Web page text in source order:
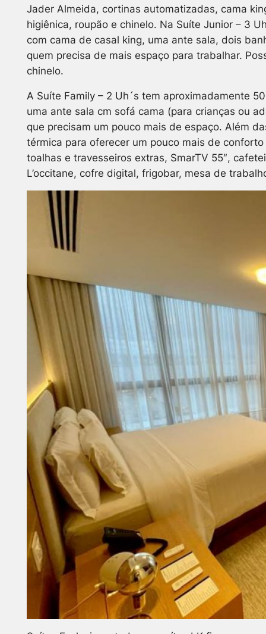
Jader Almeida, cortinas automatizadas, cama
higiênica, roupão e chinelo. Na Suíte Junior – 3
com cama de casal king, uma ante sala, dois
quem precisa de mais espaço para trabalhar.
chinelo.
A Suíte Family – 2 Uh´s tem aproximadamente
uma ante sala cm sofá cama (para crianças ou
que precisam um pouco mais de espaço. Além
térmica para oferecer um pouco mais de
toalhas e travesseiros extras, SmarTV 55″,
L’occitane, cofre digital, frigobar, mesa de